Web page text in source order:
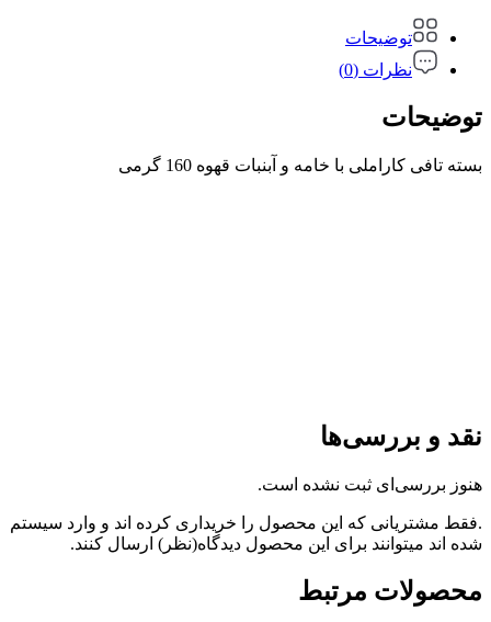
توضیحات
نظرات (0)
توضیحات
بسته تافی کاراملی با خامه و آبنبات قهوه 160 گرمی
نقد و بررسی‌ها
هنوز بررسی‌ای ثبت نشده است.
.فقط مشتریانی که این محصول را خریداری کرده اند و وارد سیستم
شده اند میتوانند برای این محصول دیدگاه(نظر) ارسال کنند.
محصولات مرتبط